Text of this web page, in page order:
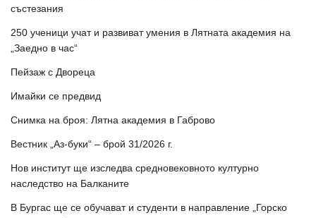
състезания
250 ученици учат и развиват умения в Лятната академия на
„Заедно в час“
Пейзаж с Двореца
Имайки се предвид
Снимка на броя: Лятна академия в Габрово
Вестник „Аз-буки“ – брой 31/2026 г.
Нов институт ще изследва средновековното културно
наследство на Балканите
В Бургас ще се обучават и студенти в направление „Горско